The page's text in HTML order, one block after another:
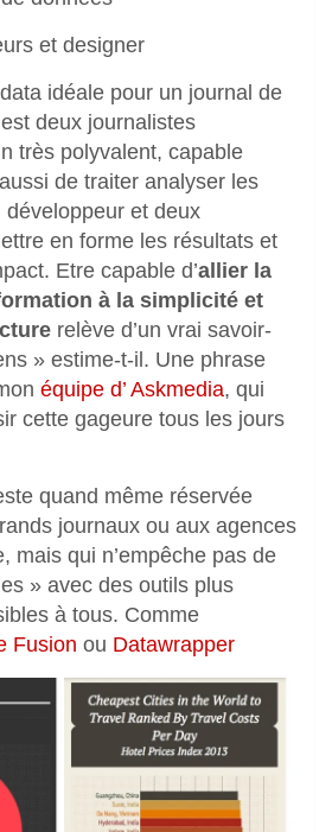
et designer
idéale pour un journal de
deux journalistes
très polyvalent, capable
de traiter analyser les
et deux
en forme les résultats et
Etre capable d’allier la
à la simplicité et
relève d’un vrai savoir-
» estime-t-il. Une phrase
équipe d’ Askmedia, qui
cette gageure tous les jours
quand même réservée
journaux ou aux agences
mais qui n’empêche pas de
» avec des outils plus
à tous. Comme
Fusion ou Datawrapper